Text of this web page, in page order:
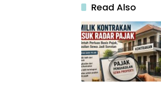
Read Also